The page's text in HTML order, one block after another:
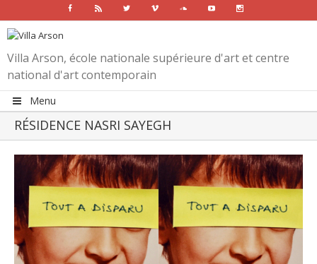
Facebook Rss Twitter Vimeo SoundcloudYoutube
Villa Arson, école nationale supérieure d'art et centre
national d'art contemporain
Menu
RÉSIDENCE NASRI SAYEGH
View
Larger
Image